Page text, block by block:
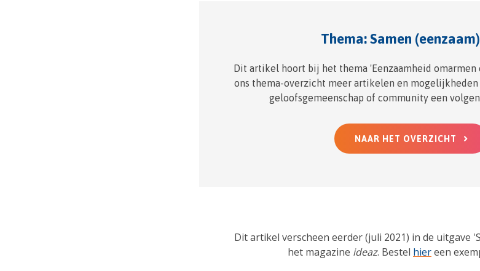
Thema: Samen
Dit artikel hoort bij het thema 'Eenzaamheid omarmen
ons thema-overzicht meer artikelen en
geloofsgemeenschap of community een
NAAR HET OVERZICHT
Dit artikel verscheen eerder (juli 2021) in de uitgave
het magazine ideaz. Bestel hiereen